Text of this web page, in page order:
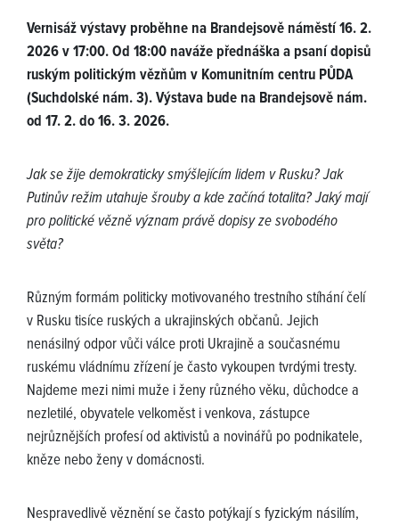
Vernisáž výstavy proběhne na Brandejsově náměstí 16. 2.
2026 v 17:00. Od 18:00 naváže přednáška a psaní dopisů
ruským politickým vězňům v Komunitním centru PŮDA
(Suchdolské nám. 3). Výstava bude na Brandejsově nám.
od 17. 2. do 16. 3. 2026.
Jak se žije demokraticky smýšlejícím lidem v Rusku? Jak
Putinův režim utahuje šrouby a kde začíná totalita? Jaký mají
pro politické vězně význam právě dopisy ze svobodého
světa?
Různým formám politicky motivovaného trestního stíhání čelí
v Rusku tisíce ruských a ukrajinských občanů. Jejich
nenásilný odpor vůči válce proti Ukrajině a současnému
ruskému vládnímu zřízení je často vykoupen tvrdými tresty.
Najdeme mezi nimi muže i ženy různého věku, důchodce a
nezletilé, obyvatele velkoměst i venkova, zástupce
nejrůznějších profesí od aktivistů a novinářů po podnikatele,
kněze nebo ženy v domácnosti.
Nespravedlivě věznění se často potýkají s fyzickým násilím,